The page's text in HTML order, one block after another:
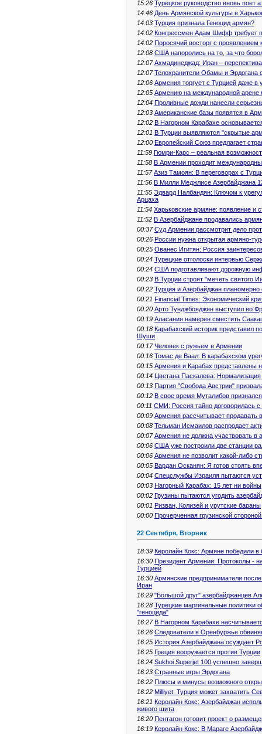
15:26 Турецкое руководство вновь поет
14:46 День Армянской культуры в
14:03 Турция признала Геноцид армян?
14:02 Конгрессмен Адам Шифф требует
14:02 Поросячий восторг с проявлением
12:08 США напоролись на то, за что
12:07 Ахмадинеджад: Иран –
12:07 Телохранители Обамы и Эрдогана
12:06 Армения торгует с Турцией даже в
12:05 Армению на международной арене
12:04 Проливные дожди нанесли
12:03 Американские базы появятся в
12:02 В Нагорном Карабахе
12:01 В Турции выявляются "скрытые
12:00 Европейский Союз предлагает
11:59 Гюмри-Карс – реальная
11:58 В Армении проходит
11:57 Азиз Тамоян: В переговорах с
11:56 В Милли Меджлисе Азербайджана
11:55 Эдвард Налбандян: Ключом к
Арцаха
11:54 Харьковские армяне: появление и
11:52 В Азербайджане продавались
00:37 Суд Армении рассмотрит дело
00:26 России нужна открытая армяно-
00:25 Ованес Игитян: Россия
00:24 Турецкие отголоски интервью
00:24 США подготавливают дорожную
00:23 В Турции строят "мечеть святого
00:22 Турция и Азербайджан
00:21 Financial Times: Экономический
00:20 Арто Тунджбояджян выступил во
00:19 Аласания намерен сместить
00:18 Карабахский историк представил
Шуши
00:17 Человек с ружьем в Армении
00:16 Томас де Ваал: В карабахском
00:15 Армения и Карабах представлены
00:14 Цветана Паскалева:
00:13 Партия "Свобода Австрии"
00:12 В свое время Муталибов
00:11 СМИ: Россия тайно договорилась
00:09 Армения рассчитывает продавать
00:08 Тельман Исмаилов распродает
00:07 Армения не должна участвовать в
00:06 США уже построили две станции
00:06 Армения не позволит какой-либо
00:05 Вардан Осканян: Я готов стоять
00:04 Спецслужбы Израиля пытаются
00:03 Нагорный Карабах: 15 лет ни
00:02 Грузины пытаются угодить
00:01 Ризван, Колизей и урутские бараны
00:00 Прочерченная грузинской
22 Сентября, Вторник
18:39 Керолайн Кокс: Армяне победили
16:30 Президент Армении: Протоколы -
Турцией
16:30 Армянские предприниматели
Иран
16:29 "Большой друг" азербайджанцев
16:28 Турецкие маргинальные политики
"геноцида"
16:27 В Нагорном Карабахе
16:26 Следователи в Оренбуржье
16:25 История Азербайджана осуждает
16:25 Греция вооружается против Турции
16:24 Sukhoi Superjet 100 успешно
16:23 Странные игры Эрдогана
16:22 Плюсы и минусы возможного
16:22 Milliyet: Турция может захватить
16:21 Керолайн Кокс: Азербайджан
живого щита
16:20 Пентагон готовит проект о
16:19 Керолайн Кокс: В Мараге